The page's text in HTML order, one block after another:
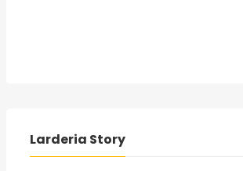
Larderia Story